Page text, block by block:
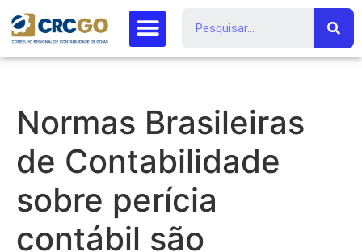
Normas Brasileiras
de Contabilidade
sobre perícia
contábil são